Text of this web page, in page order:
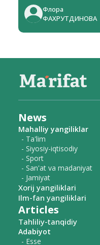
Флора
ФАХРУТДИНОВА
News
Mahalliy yangiliklar
- Ta'lim
- Siyosiy-iqtisodiy
- Sport
- San'at va madaniyat
- Jamiyat
Xorij yangiliklari
Ilm-fan yangiliklari
Articles
Tahliliy-tanqidiy
Adabiyot
- Esse